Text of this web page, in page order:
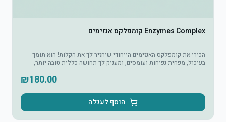
Enzymes Complex קומפלקס אנזימים
הכירי את קומפלקס האנזימים הייחודי שיחזיר לך את הקלות! הוא תומך
בעיכול, מפחית נפיחות ועומסים, ומעניק לך תחושה כללית טובה יותר,
₪180.00
הוסף לעגלה